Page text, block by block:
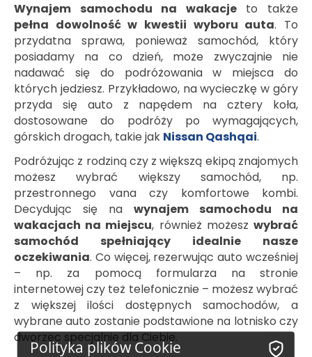
Wynajem samochodu na wakacjeto także
pełna dowolność w kwestii wyboru auta. To
przydatna sprawa, ponieważ samochód, który
posiadamy na co dzień, może zwyczajnie nie
nadawać się do podróżowania w miejsca do
których jedziesz. Przykładowo, na wycieczkę w góry
przyda się auto z napędem na cztery koła,
dostosowane do podróży po wymagających,
górskich drogach, takie jak Nissan Qashqai.
Podróżując z rodziną czy z większą ekipą znajomych
możesz wybrać większy samochód, np.
przestronnego vana czy komfortowe kombi.
Decydując się na wynajem samochodu na
wakacjach na miejscu, również możeszwybrać
samochód spełniający idealnie nasze
oczekiwania. Co więcej, rezerwując auto wcześniej
– np. za pomocą formularza na stronie
internetowej czy też telefonicznie – możesz wybrać
z większej ilości dostępnych samochodów, a
wybrane auto zostanie podstawione na lotnisko czy
dworzec specjalnie dla Ciebie.
Polityka plików Cookie